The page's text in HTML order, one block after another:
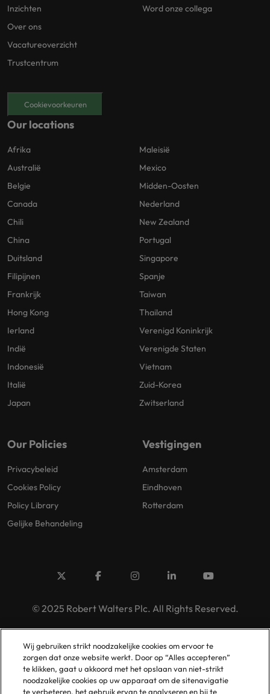
Inzichten
Over ons
Vacatureoverzicht
Trustcentrum
Word onze collega
Cookievoorkeuren
Our locations
Afrika
Australië
Belgie
Canada
Chili
China
Duitsland
Filipijnen
Frankrijk
Hong Kong
Ierland
Indië
Indonesië
Italië
Japan
Maleisië
Mexico
Midden-Oosten
Nederland
New Zealand
Portugal
Singapore
Spanje
Taiwan
Thailand
Verenigd Koninkrijk
Verenigde Staten
Vietnam
Zuid-Korea
Zwitserland
Our Policies
Privacybeleid
Cookies Policy
Policy Library
Gelijke Behandeling
Vestigingen
Amsterdam
Eindhoven
Rotterdam
© 2025 Robert Walters Plc. All Rights Reserved.
Wij gebruiken strikt noodzakelijke cookies om ervoor te
zorgen dat onze website werkt. Door op “Alles accepteren”
te klikken, gaat u akkoord met het opslaan van niet-strikt
noodzakelijke cookies op uw apparaat om de sitenavigatie
te verbeteren, het gebruik ervan te analyseren en bij te